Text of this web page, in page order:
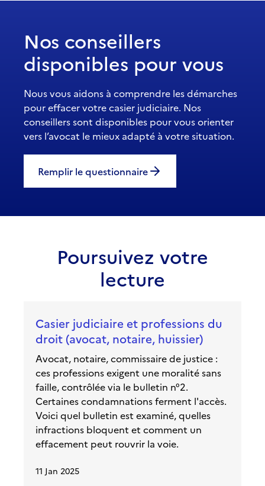
Nos conseillers
disponibles pour vous
Nous vous aidons à comprendre les démarches
pour effacer votre casier judiciaire. Nos
conseillers sont disponibles pour vous orienter
vers l’avocat le mieux adapté à votre situation.
Remplir le questionnaire
Poursuivez votre
lecture
Casier judiciaire et professions du
droit (avocat, notaire, huissier)
Avocat, notaire, commissaire de justice :
ces professions exigent une moralité sans
faille, contrôlée via le bulletin n°2.
Certaines condamnations ferment l'accès.
Voici quel bulletin est examiné, quelles
infractions bloquent et comment un
effacement peut rouvrir la voie.
11 Jan 2025